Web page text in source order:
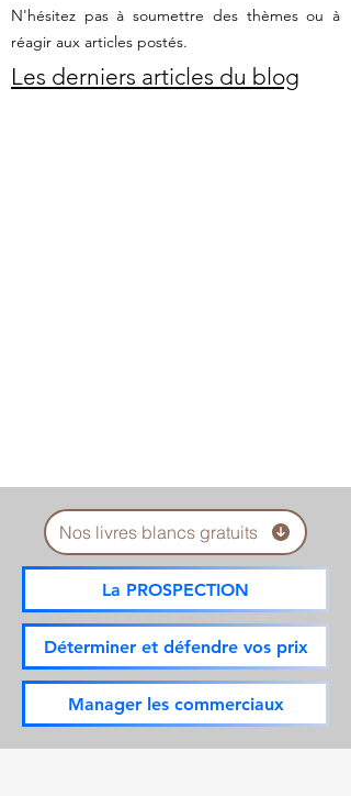
N'hésitez pas à soumettre des thèmes ou à
réagir aux articles postés.
Les derniers articles du blog
Nos livres blancs gratuits
La PROSPECTION
Déterminer et défendre vos prix
Manager les commerciaux